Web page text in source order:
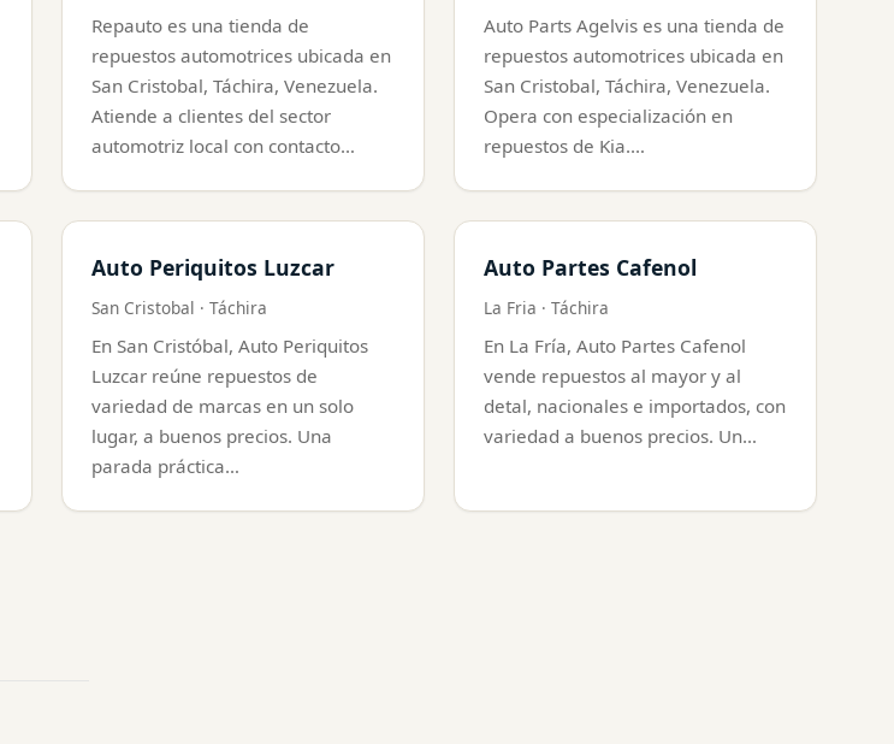
Repauto es una tienda de
repuestos automotrices ubicada en
San Cristobal, Táchira, Venezuela.
Atiende a clientes del sector
automotriz local con contacto…
Auto Parts Agelvis es una tienda de
repuestos automotrices ubicada en
San Cristobal, Táchira, Venezuela.
Opera con especialización en
repuestos de Kia.…
Auto Periquitos Luzcar
San Cristobal · Táchira
En San Cristóbal, Auto Periquitos
Luzcar reúne repuestos de
variedad de marcas en un solo
lugar, a buenos precios. Una
parada práctica…
Auto Partes Cafenol
La Fria · Táchira
En La Fría, Auto Partes Cafenol
vende repuestos al mayor y al
detal, nacionales e importados, con
variedad a buenos precios. Un…